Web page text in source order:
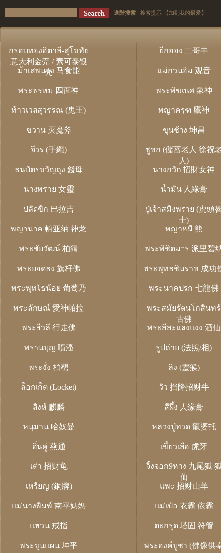
進階搜索 | 搜索提示 【加到我的最愛】
กรอบทองอิตาลี-สุโขทัย
意大利金壳 / 素可泰银
壳
ยี่กอฮง 二哥丰
ม้าเสพนาง 马食能 แม่กวนอิม 观音
พระพรหม 四面神 พระพิฆเนศ 象神
ท้าวเวสสุวรรณ (鬼王) พญาครุฑ 鷹神
ขวาน 灭魔斧 ขุนช้าง 坤昌
จีวร (手繩)
ชูชก (儲蓄老人 徐祝
人)
ธนบัตรขวัญถุง 錢母
นางกวัก 招財女神
นางพราย 女靈 น้ำมัน 人緣膏
ปลัดขิก 巴拉吉
ปู่เจ้าสมิงพราย (虎頭
士)
พญานาค 帕亚纳 神龙
พญาหมี 熊
พระชัยวัฒน์ 柏猜 พระพิชิตมาร 派里碧
พระยอดธง 旗杆佛 พระพุทธชินราช 成功
พระพุทโธน้อย 葡萄乃 พระนาคปรก 七龍佛
พระลักษณ์ 愛神帕拉
พระสมัยรัตนโกสินทร์
古佛
พระสีวลี 行走佛
พระสีสะแลงแงง 酒仙
พรานบุญ 噴潘 รูปถ่าย (法照/相)
พระงั่ง 柏罌 ลิง (靈猴)
ล็อกเก็ต (Locket) วัว 挡降招财牛
สิงห์ 麒麟 สีผึ้ง 人缘膏
หนุมาน 哈奴曼 หลวงปู่ทวด 龍婆托
อิ่นคู่ 燕通 เขี้ยวเสือ 虎牙
เต่า 招财龟
จิ้งจอก9หาง 九尾狐
仙
เหรียญ (銅牌)
แพะ 招财山羊
แม่นางพิมพ์ 南平媽媽 แม่เป๋อ 衣霸 依霸
แหวน 戒指 ตะกรุด 塔固 符管
พระขุนแผน 坤平
พระองค์บูชา (佛像供